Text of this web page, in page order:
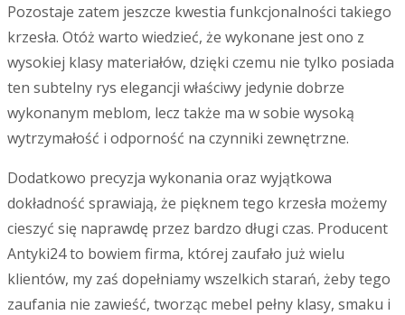
Pozostaje zatem jeszcze kwestia funkcjonalności takiego
krzesła. Otóż warto wiedzieć, że wykonane jest ono z
wysokiej klasy materiałów, dzięki czemu nie tylko posiada
ten subtelny rys elegancji właściwy jedynie dobrze
wykonanym meblom, lecz także ma w sobie wysoką
wytrzymałość i odporność na czynniki zewnętrzne.
Dodatkowo precyzja wykonania oraz wyjątkowa
dokładność sprawiają, że pięknem tego krzesła możemy
cieszyć się naprawdę przez bardzo długi czas. Producent
Antyki24 to bowiem firma, której zaufało już wielu
klientów, my zaś dopełniamy wszelkich starań, żeby tego
zaufania nie zawieść, tworząc mebel pełny klasy, smaku i